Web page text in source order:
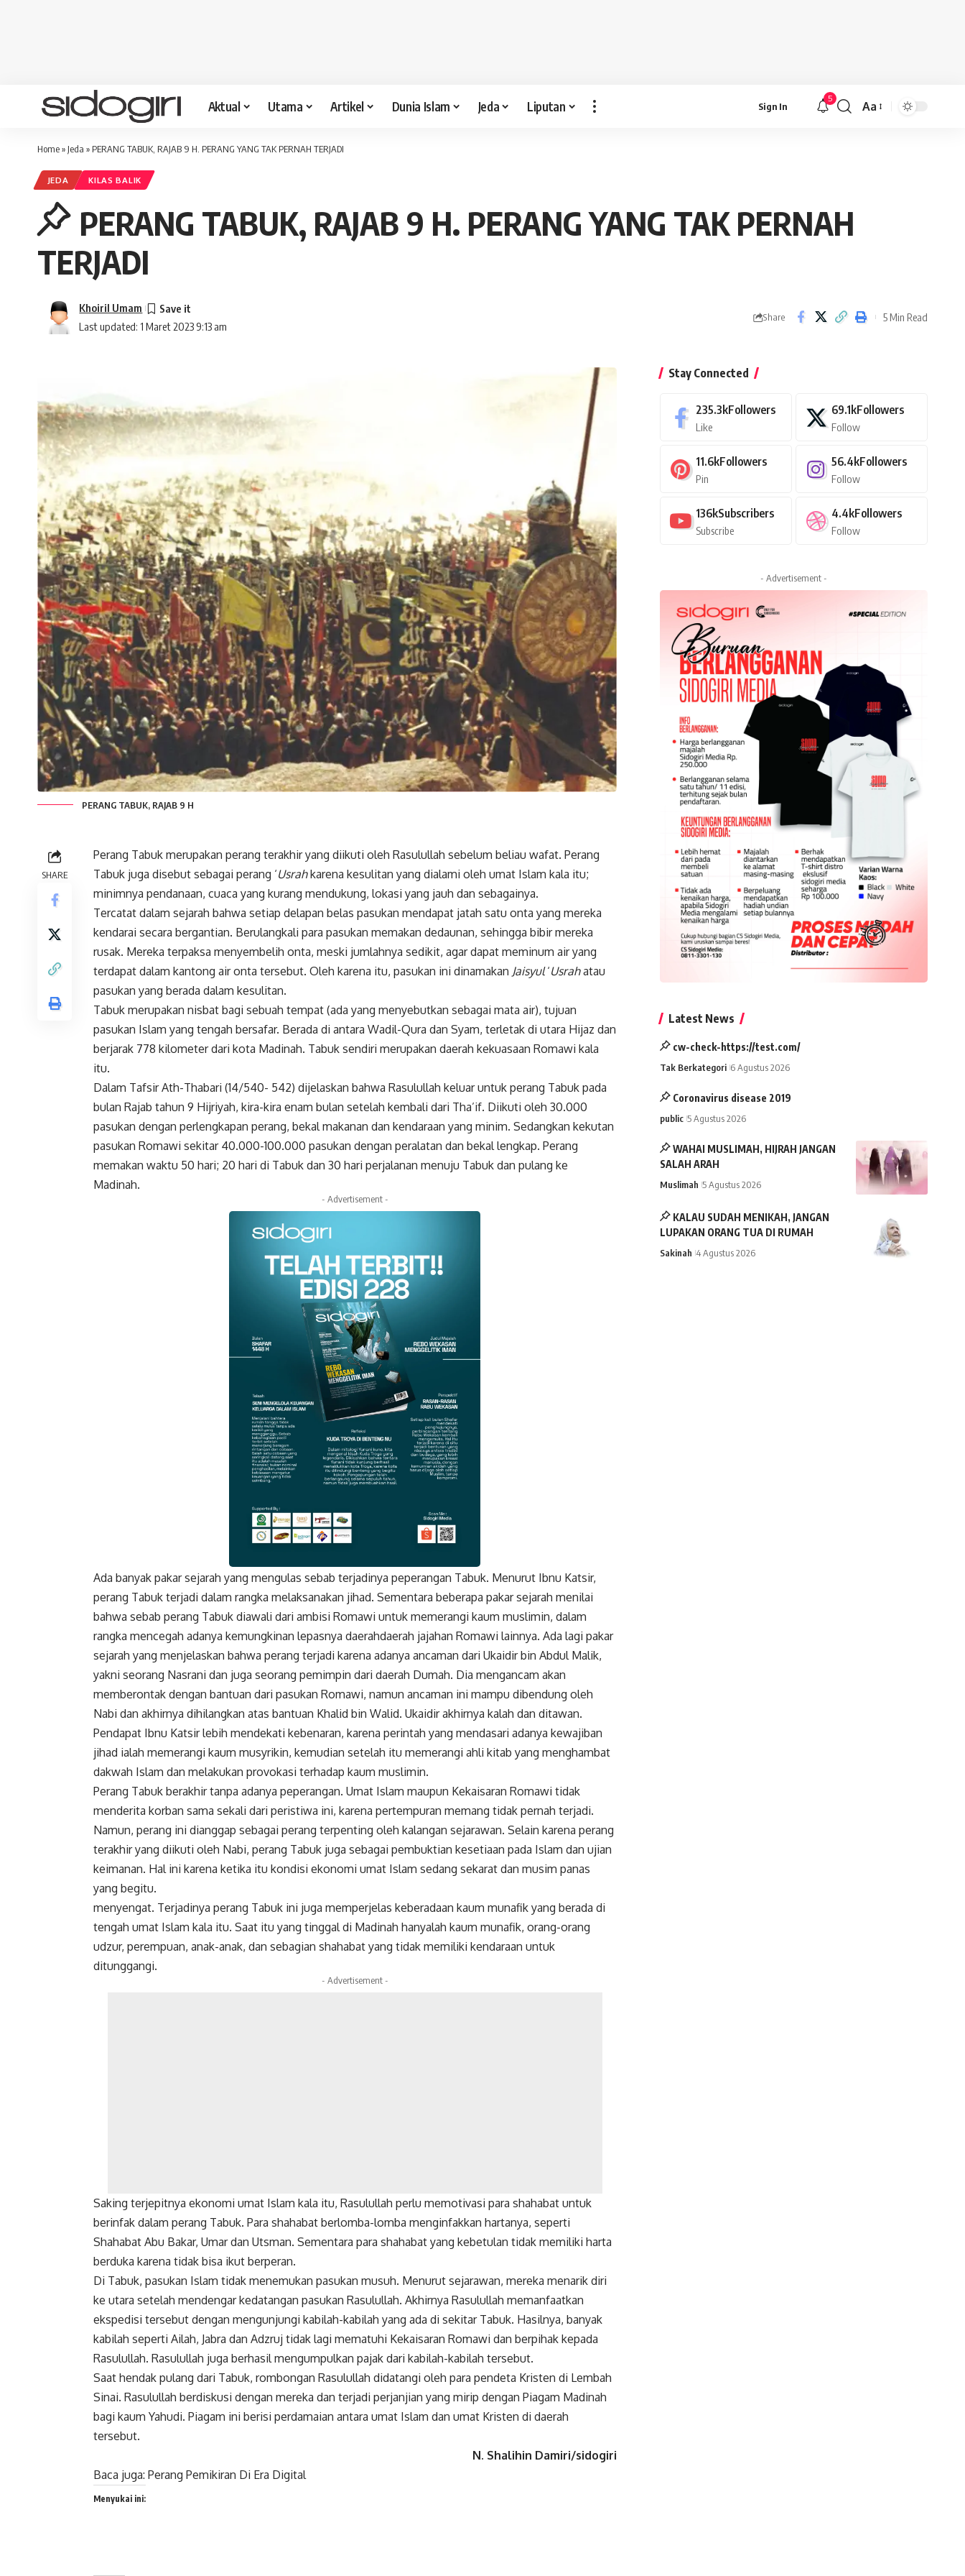
Aktual Utama Artikel Dunia Islam Jeda Liputan Sign In
5
Font
Aa
Home» Jeda » PERANG TABUK, RAJAB 9 H. PERANG YANG TAK PERNAH TERJADI
JEDA KILAS BALIK
PERANG TABUK, RAJAB 9 H. PERANG YANG TAK PERNAH
TERJADI
Last updated: 1 Maret 2023 9:13 am
Khoiril Umam
Share 5 Min Read
PERANG TABUK, RAJAB 9 H
SHARE
Perang Tabuk merupakan perang terakhir yang diikuti oleh Rasulullah sebelum beliau wafat. Perang
Tabuk juga disebut sebagai perang ‘Usrahkarena kesulitan yang dialami oleh umat Islam kala itu;
minimnya pendanaan, cuaca yang kurang mendukung, lokasi yang jauh dan sebagainya.
Tercatat dalam sejarah bahwa setiap delapan belas pasukan mendapat jatah satu onta yang mereka
kendarai secara bergantian. Berulangkali para pasukan memakan dedaunan, sehingga bibir mereka
rusak. Mereka terpaksa menyembelih onta, meski jumlahnya sedikit, agar dapat meminum air yang
terdapat dalam kantong air onta tersebut. Oleh karena itu, pasukan ini dinamakan Jaisyul‘Usrahatau
pasukan yang berada dalam kesulitan.
Tabuk merupakan nisbat bagi sebuah tempat (ada yang menyebutkan sebagai mata air), tujuan
pasukan Islam yang tengah bersafar. Berada di antara Wadil-Qura dan Syam, terletak di utara Hijaz dan
berjarak 778 kilometer dari kota Madinah. Tabuk sendiri merupakan daerah kekuasaan Romawi kala
itu.
Dalam Tafsir Ath-Thabari (14/540- 542) dijelaskan bahwa Rasulullah keluar untuk perang Tabuk pada
bulan Rajab tahun 9 Hijriyah, kira-kira enam bulan setelah kembali dari Tha’if. Diikuti oleh 30.000
pasukan dengan perlengkapan perang, bekal makanan dan kendaraan yang minim. Sedangkan kekutan
pasukan Romawi sekitar 40.000-100.000 pasukan dengan peralatan dan bekal lengkap. Perang
memakan waktu 50 hari; 20 hari di Tabuk dan 30 hari perjalanan menuju Tabuk dan pulang ke
Madinah.
- Advertisement -
Facebook
Gmail
Facebook Twitter Gmail
Ada banyak pakar sejarah yang mengulas sebab terjadinya peperangan Tabuk. Menurut Ibnu Katsir,
perang Tabuk terjadi dalam rangka melaksanakan jihad. Sementara beberapa pakar sejarah menilai
bahwa sebab perang Tabuk diawali dari ambisi Romawi untuk memerangi kaum muslimin, dalam
rangka mencegah adanya kemungkinan lepasnya daerahdaerah jajahan Romawi lainnya. Ada lagi pakar
sejarah yang menjelaskan bahwa perang terjadi karena adanya ancaman dari Ukaidir bin Abdul Malik,
yakni seorang Nasrani dan juga seorang pemimpin dari daerah Dumah. Dia mengancam akan
memberontak dengan bantuan dari pasukan Romawi, namun ancaman ini mampu dibendung oleh
Nabi dan akhirnya dihilangkan atas bantuan Khalid bin Walid. Ukaidir akhirnya kalah dan ditawan.
Pendapat Ibnu Katsir lebih mendekati kebenaran, karena perintah yang mendasari adanya kewajiban
jihad ialah memerangi kaum musyrikin, kemudian setelah itu memerangi ahli kitab yang menghambat
dakwah Islam dan melakukan provokasi terhadap kaum muslimin.
Perang Tabuk berakhir tanpa adanya peperangan. Umat Islam maupun Kekaisaran Romawi tidak
menderita korban sama sekali dari peristiwa ini, karena pertempuran memang tidak pernah terjadi.
Namun, perang ini dianggap sebagai perang terpenting oleh kalangan sejarawan. Selain karena perang
terakhir yang diikuti oleh Nabi, perang Tabuk juga sebagai pembuktian kesetiaan pada Islam dan ujian
keimanan. Hal ini karena ketika itu kondisi ekonomi umat Islam sedang sekarat dan musim panas
yang begitu.
menyengat. Terjadinya perang Tabuk ini juga memperjelas keberadaan kaum munafik yang berada di
tengah umat Islam kala itu. Saat itu yang tinggal di Madinah hanyalah kaum munafik, orang-orang
udzur, perempuan, anak-anak, dan sebagian shahabat yang tidak memiliki kendaraan untuk
ditunggangi.
- Advertisement -
Saking terjepitnya ekonomi umat Islam kala itu, Rasulullah perlu memotivasi para shahabat untuk
berinfak dalam perang Tabuk. Para shahabat berlomba-lomba menginfakkan hartanya, seperti
Shahabat Abu Bakar, Umar dan Utsman. Sementara para shahabat yang kebetulan tidak memiliki harta
berduka karena tidak bisa ikut berperan.
Di Tabuk, pasukan Islam tidak menemukan pasukan musuh. Menurut sejarawan, mereka menarik diri
ke utara setelah mendengar kedatangan pasukan Rasulullah. Akhirnya Rasulullah memanfaatkan
ekspedisi tersebut dengan mengunjungi kabilah-kabilah yang ada di sekitar Tabuk. Hasilnya, banyak
kabilah seperti Ailah, Jabra dan Adzruj tidak lagi mematuhi Kekaisaran Romawi dan berpihak kepada
Rasulullah. Rasulullah juga berhasil mengumpulkan pajak dari kabilah-kabilah tersebut.
Saat hendak pulang dari Tabuk, rombongan Rasulullah didatangi oleh para pendeta Kristen di Lembah
Sinai. Rasulullah berdiskusi dengan mereka dan terjadi perjanjian yang mirip dengan Piagam Madinah
bagi kaum Yahudi. Piagam ini berisi perdamaian antara umat Islam dan umat Kristen di daerah
tersebut.
N. Shalihin Damiri/sidogiri
Baca juga: Perang Pemikiran Di Era Digital
Menyukai ini:
Stay Connected
235.3kFollowers
Like
69.1kFollowers
Follow
11.6kFollowers
Pin
56.4kFollowers
Follow
136kSubscribers
Subscribe
4.4kFollowers
Follow
- Advertisement -
Latest News
cw-check-https://test.com/
Tak Berkategori 6 Agustus 2026
Coronavirus disease 2019
public 5 Agustus 2026
WAHAI MUSLIMAH, HIJRAH JANGAN
SALAH ARAH
Muslimah 5 Agustus 2026
KALAU SUDAH MENIKAH, JANGAN
LUPAKAN ORANG TUA DI RUMAH
Sakinah 4 Agustus 2026